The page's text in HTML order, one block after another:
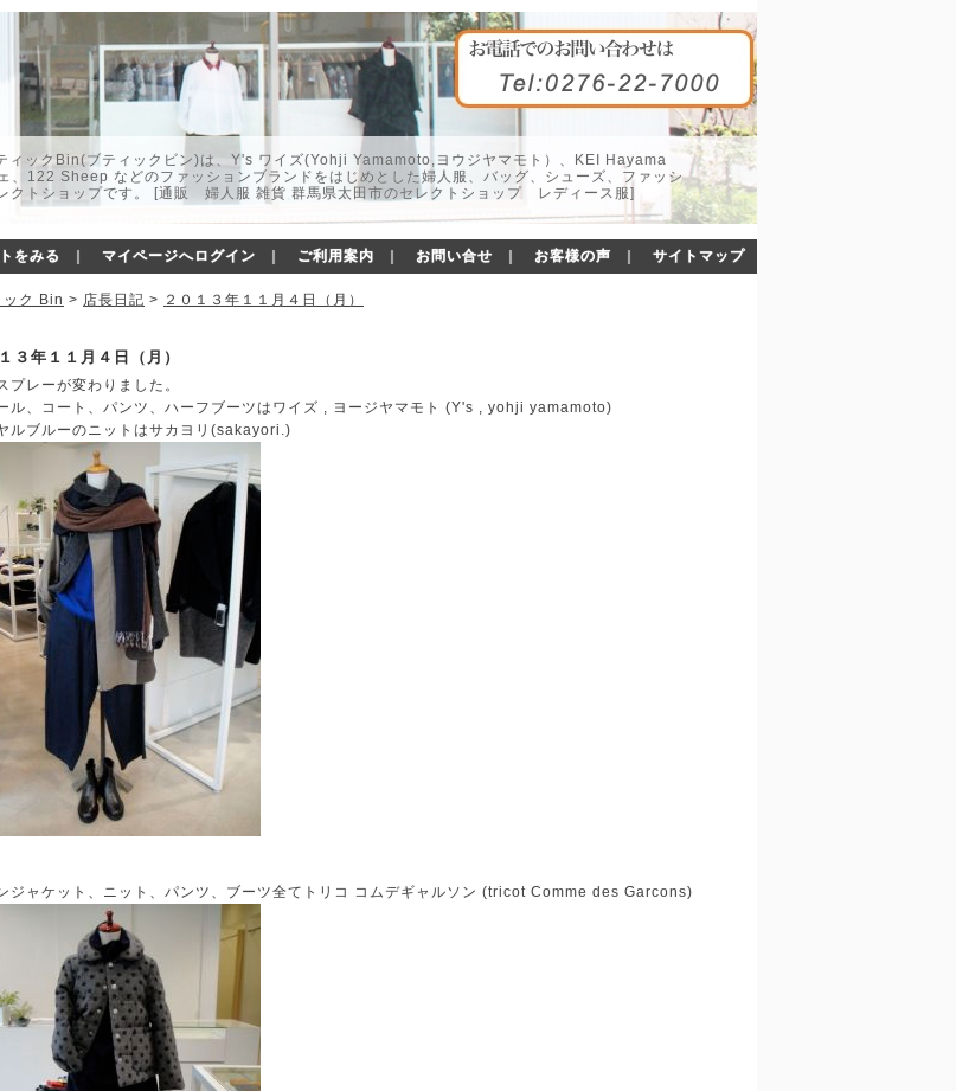
ィックBin(ブティックビン)は、Y's ワイズ(Yohji Yamamoto,ヨウジヤマモト）、KEI Hayama
、122 Sheep などのファッションブランドをはじめとした婦人服、バッグ、シューズ、ファッシ
クトショップです。 [通販 婦人服 雑貨 群馬県太田市のセレクトショップ レディース服]
をみる マイページへログイン ご利用案内 お問い合せ お客様の声 サイトマップ
ック Bin > 店長日記 > ２０１３年１１月４日（月）
３年１１月４日（月）
プレーが変わりました。
ル、コート、パンツ、ハーフブーツはワイズ , ヨージヤマモト (Y's , yohji yamamoto)
ルブルーのニットはサカヨリ(sakayori.)
ジャケット、ニット、パンツ、ブーツ全てトリコ コムデギャルソン (tricot Comme des Garcons)